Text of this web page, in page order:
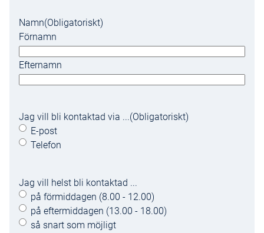
Namn(Obligatoriskt)
Förnamn
Efternamn
Jag vill bli kontaktad via ...(Obligatoriskt)
E-post
Telefon
Jag vill helst bli kontaktad ...
på förmiddagen (8.00 - 12.00)
på eftermiddagen (13.00 - 18.00)
så snart som möjligt